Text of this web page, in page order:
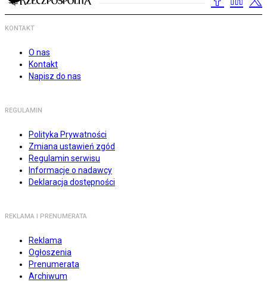
KONTAKT
O nas
Kontakt
Napisz do nas
REGULAMIN
Polityka Prywatności
Zmiana ustawień zgód
Regulamin serwisu
Informacje o nadawcy
Deklaracja dostępności
REKLAMA I PRENUMERATA
Reklama
Ogłoszenia
Prenumerata
Archiwum